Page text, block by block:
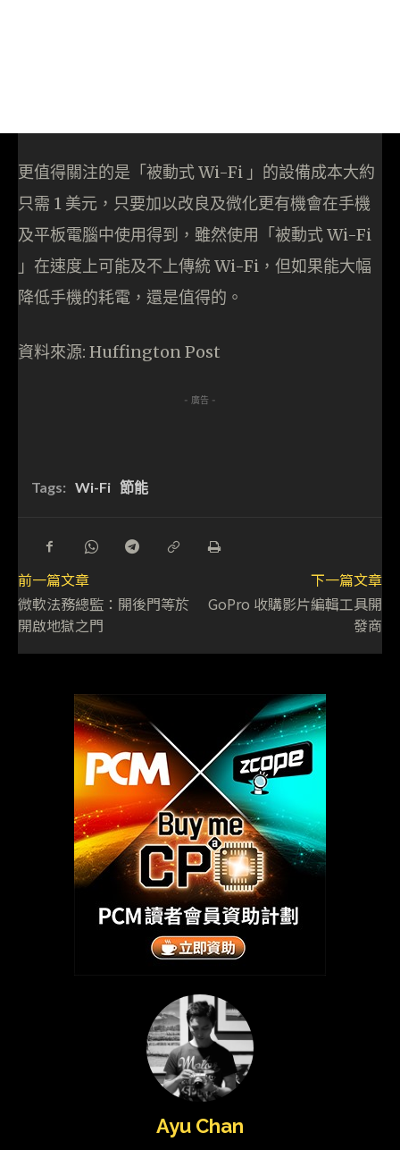
更值得關注的是「被動式 Wi-Fi 」的設備成本大約
只需 1 美元，只要加以改良及微化更有機會在手機
及平板電腦中使用得到，雖然使用「被動式 Wi-Fi
」在速度上可能及不上傳統 Wi-Fi，但如果能大幅
降低手機的耗電，還是值得的。
資料來源: Huffington Post
- 廣告 -
Tags: Wi-Fi 節能
前一篇文章
微軟法務總監：開後門等於
開啟地獄之門
下一篇文章
GoPro 收購影片編輯工具開
發商
Ayu Chan